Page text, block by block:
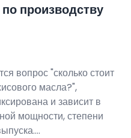
производству
вопрос "сколько стоит
масла?",
и зависит в
мощности, степени